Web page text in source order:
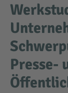
Presse-